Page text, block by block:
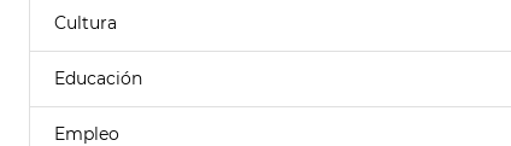
Cultura
Educación
Empleo